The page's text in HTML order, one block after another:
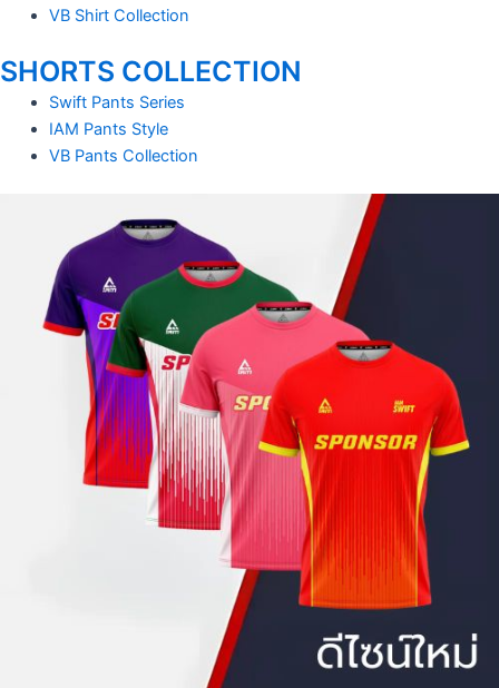
VB Shirt Collection
SHORTS COLLECTION
Swift Pants Series
IAM Pants Style
VB Pants Collection